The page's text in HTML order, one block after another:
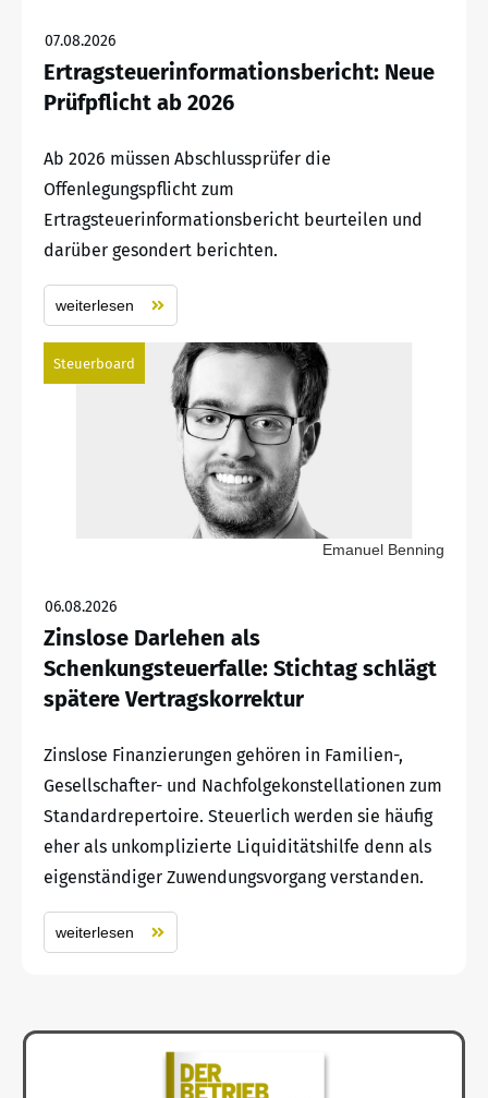
07.08.2026
Ertragsteuerinformationsbericht: Neue
Prüfpflicht ab 2026
Ab 2026 müssen Abschlussprüfer die
Offenlegungspflicht zum
Ertragsteuerinformationsbericht beurteilen und
darüber gesondert berichten.
weiterlesen
Steuerboard
Emanuel Benning
06.08.2026
Zinslose Darlehen als
Schenkungsteuerfalle: Stichtag schlägt
spätere Vertragskorrektur
Zinslose Finanzierungen gehören in Familien-,
Gesellschafter- und Nachfolgekonstellationen zum
Standardrepertoire. Steuerlich werden sie häufig
eher als unkomplizierte Liquiditätshilfe denn als
eigenständiger Zuwendungsvorgang verstanden.
weiterlesen